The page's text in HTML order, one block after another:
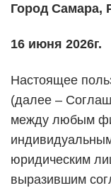
Город Самара,
16 июня 2026г.
Настоящее
(далее –
между любым
юридическим
выразившим